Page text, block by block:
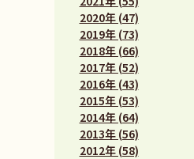
2020年 (47)
2019年 (73)
2018年 (66)
2017年 (52)
2016年 (43)
2015年 (53)
2014年 (64)
2013年 (56)
2012年 (58)